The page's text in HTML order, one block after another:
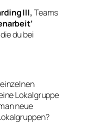
III, Teams
du bei
Lokalgruppe
neue